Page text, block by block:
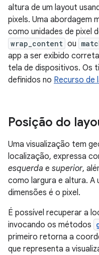
altura de um layout
pixels. Uma abordagem
como unidades de pixel
wrap_content ou
app a ser exibido
tela de dispositivos. Os
definidos no Recurso de
Posição do
Uma visualização tem
localização, expressa
esquerda e superior,
como largura e altura. A
dimensões é o pixel.
É possível recuperar a
invocando os métodos
primeiro retorna a
que representa a